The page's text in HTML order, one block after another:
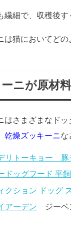
繊細で、収穫後
は猫においてど
ニが原材
はさまざまなド
乾燥ズッキーニな
リトーキョー 豚
ドッグフード 平
クション ドッグ
アーデン
ジー